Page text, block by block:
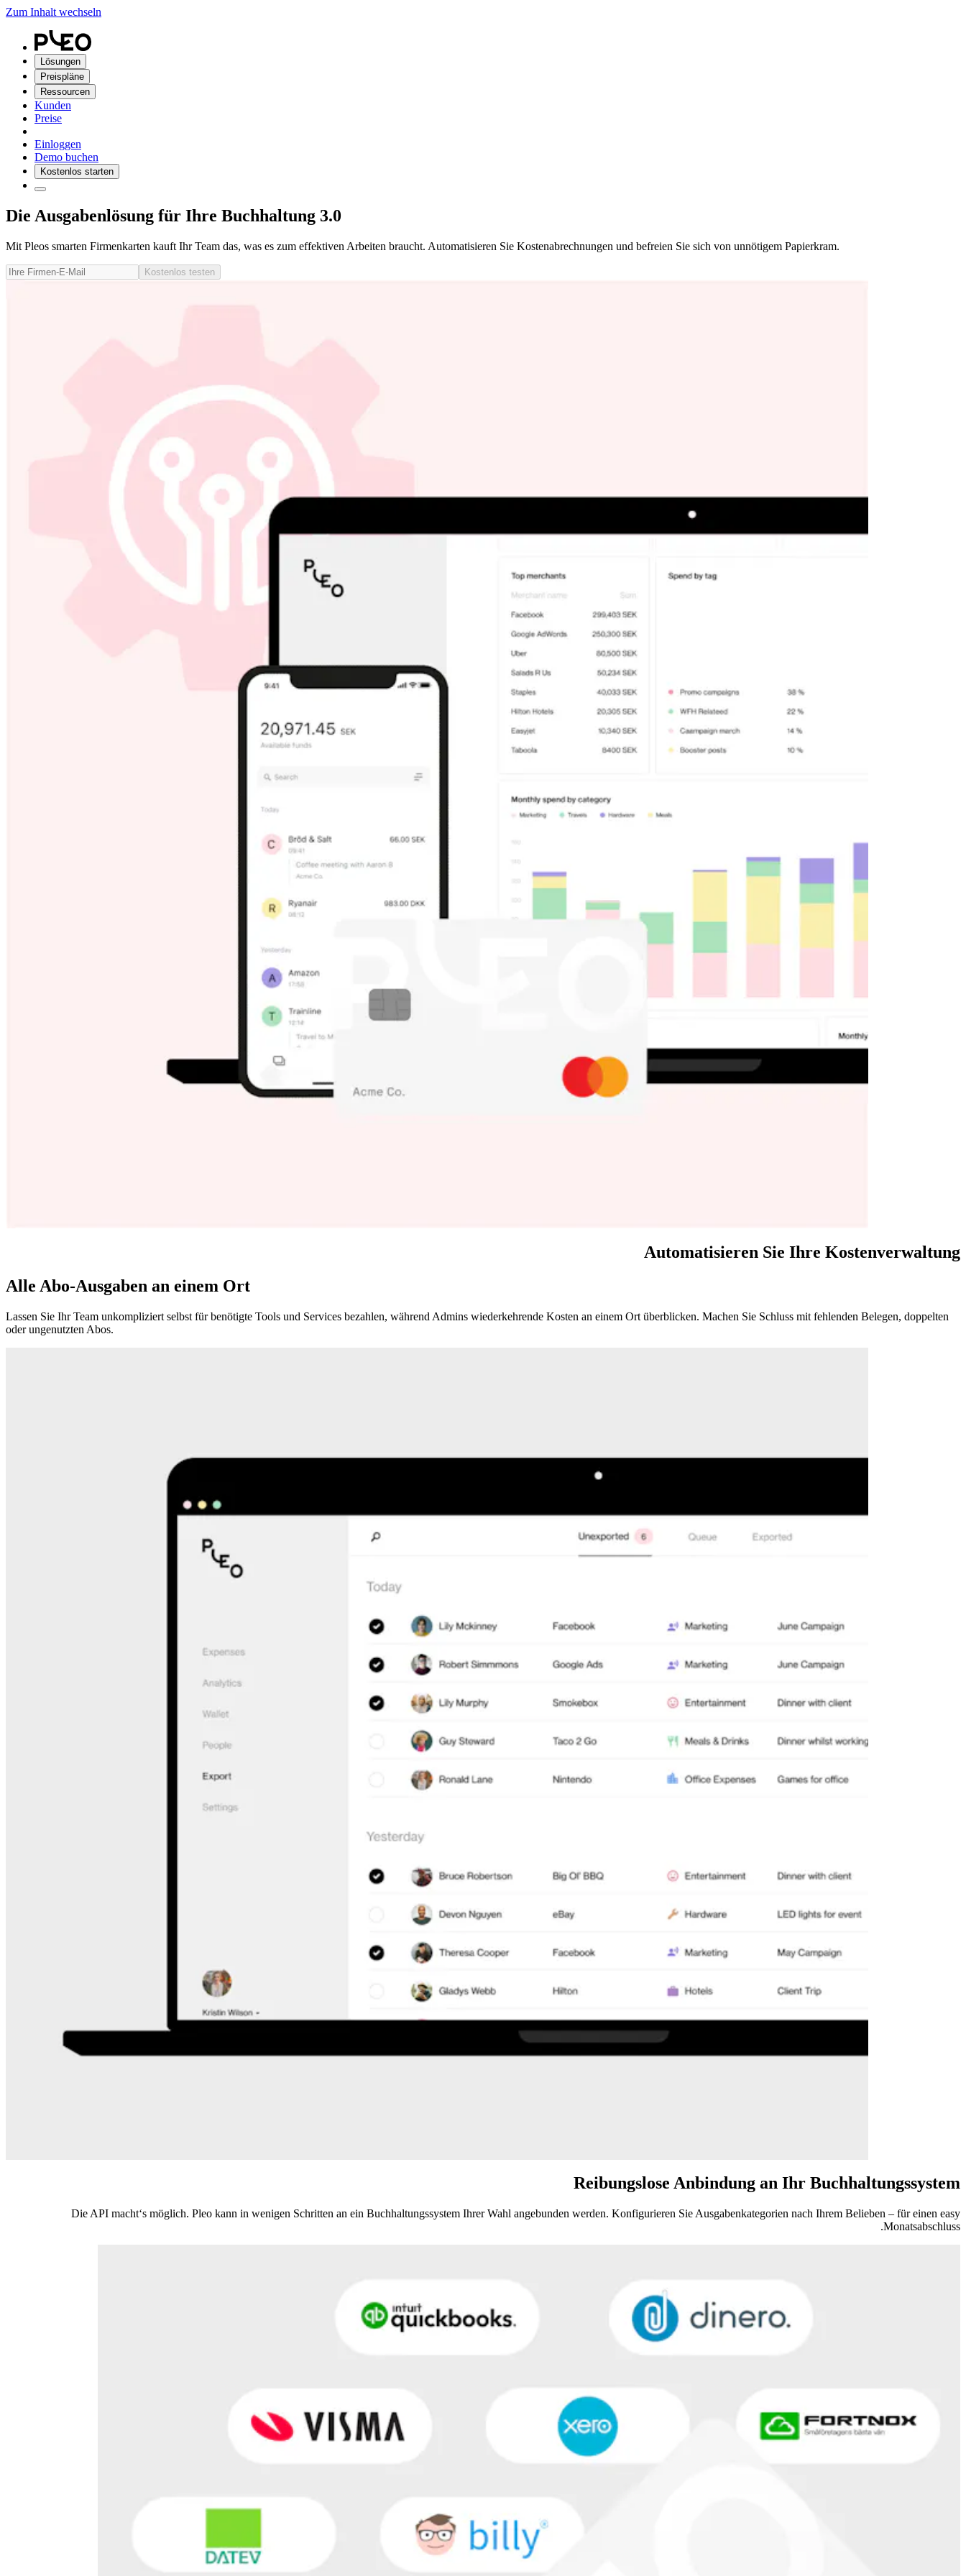
Zum Inhalt wechseln
Lösungen
Preispläne
Ressourcen
Kunden
Preise
Einloggen
Demo buchen
Kostenlos starten
Die Ausgabenlösung für Ihre Buchhaltung 3.0
Mit Pleos smarten Firmenkarten kauft Ihr Team das, was es zum effektiven Arbeiten braucht. Automatisieren Sie Kostenabrechnungen und befreien Sie sich von unnötigem Papierkram.
Kostenlos testen
Automatisieren Sie Ihre Kostenverwaltung
Alle Abo-Ausgaben an einem Ort
Lassen Sie Ihr Team unkompliziert selbst für benötigte Tools und Services bezahlen, während Admins wiederkehrende Kosten an einem Ort überblicken. Machen Sie Schluss mit fehlenden Belegen, doppelten
oder ungenutzten Abos.
Reibungslose Anbindung an Ihr Buchhaltungssystem
Die API macht‘s möglich. Pleo kann in wenigen Schritten an ein Buchhaltungssystem Ihrer Wahl angebunden werden. Konfigurieren Sie Ausgabenkategorien nach Ihrem Belieben – für einen easy
Monatsabschluss.